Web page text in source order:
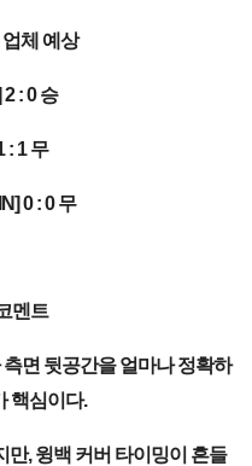
체 예상
: 0 승
: 1 무
0 : 0 무
멘트
면 뒷공간을 얼마나 정확하
핵심이다.
만, 윙백 커버 타이밍이 흔들